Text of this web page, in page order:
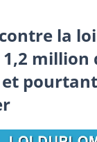
la
1,2 million